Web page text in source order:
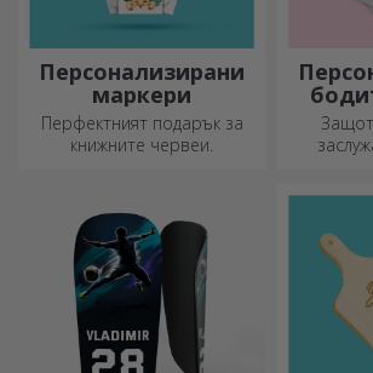
Персонализирани
маркери
Перфектният подарък за
книжните червеи.